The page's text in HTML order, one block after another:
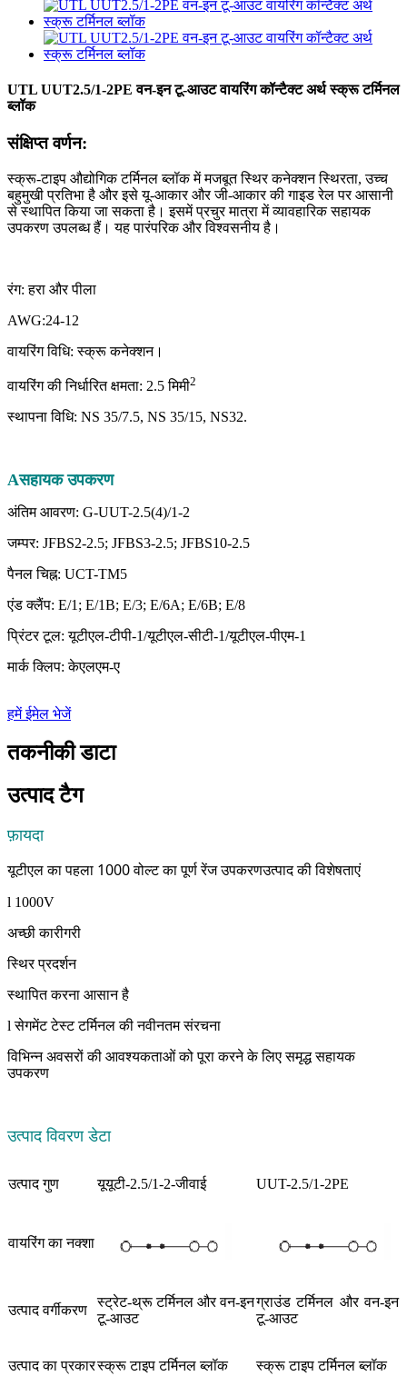
UTL UUT2.5/1-2PE वन-इन टू-आउट वायरिंग कॉन्टैक्ट अर्थ स्क्रू टर्मिनल
ब्लॉक
संक्षिप्त वर्णन:
स्क्रू-टाइप औद्योगिक टर्मिनल ब्लॉक में मजबूत स्थिर कनेक्शन स्थिरता, उच्च
बहुमुखी प्रतिभा है और इसे यू-आकार और जी-आकार की गाइड रेल पर आसानी
से स्थापित किया जा सकता है। इसमें प्रचुर मात्रा में व्यावहारिक सहायक
उपकरण उपलब्ध हैं। यह पारंपरिक और विश्वसनीय है।
रंग: हरा और पीला
AWG:24-12
वायरिंग विधि: स्क्रू कनेक्शन।
वायरिंग की निर्धारित क्षमता: 2.5 मिमी2
स्थापना विधि: NS 35/7.5, NS 35/15, NS32.
Aसहायक उपकरण
अंतिम आवरण: G-UUT-2.5(4)/1-2
जम्पर: JFBS2-2.5; JFBS3-2.5; JFBS10-2.5
पैनल चिह्न: UCT-TM5
एंड क्लैंप: E/1; E/1B; E/3; E/6A; E/6B; E/8
प्रिंटर टूल: यूटीएल-टीपी-1/यूटीएल-सीटी-1/यूटीएल-पीएम-1
मार्क क्लिप: केएलएम-ए
हमें ईमेल भेजें
तकनीकी डाटा
उत्पाद टैग
फ़ायदा
यूटीएल का पहला 1000 वोल्ट का पूर्ण रेंज उपकरणउत्पाद की विशेषताएं
l 1000V
अच्छी कारीगरी
स्थिर प्रदर्शन
स्थापित करना आसान है
l सेगमेंट टेस्ट टर्मिनल की नवीनतम संरचना
विभिन्न अवसरों की आवश्यकताओं को पूरा करने के लिए समृद्ध सहायक
उपकरण
उत्पाद विवरण डेटा
उत्पाद गुण यूयूटी-2.5/1-2-जीवाई UUT-2.5/1-2PE
वायरिंग का नक्शा
उत्पाद वर्गीकरण
स्ट्रेट-थ्रू टर्मिनल और वन-इन
टू-आउट
ग्राउंड टर्मिनल और वन-इन
टू-आउट
उत्पाद का प्रकारस्क्रू टाइप टर्मिनल ब्लॉक स्क्रू टाइप टर्मिनल ब्लॉक